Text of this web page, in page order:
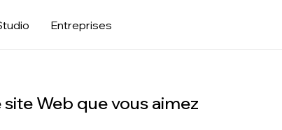
Entreprises
Web que vous aimez